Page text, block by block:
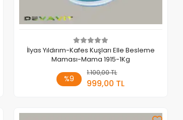
İlyas Yıldırım-Kafes Kuşları Elle Besleme
Maması-Mama 1915-1Kg
%9
1.100,00 TL
999,00 TL
Sepete Ekle